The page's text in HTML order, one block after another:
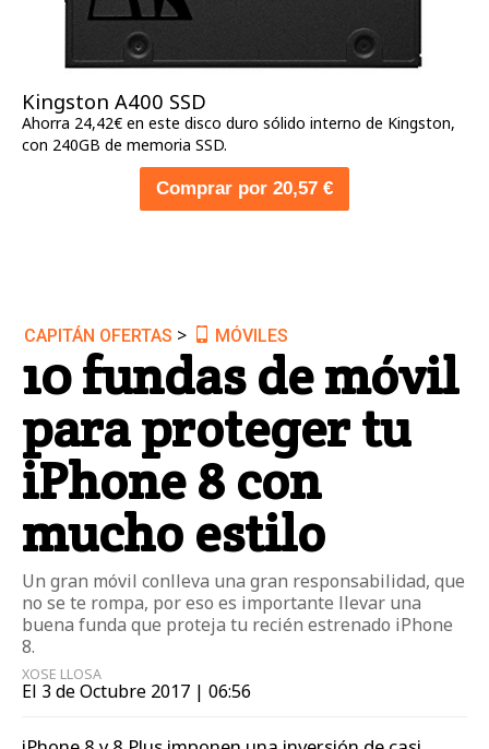
Kingston A400 SSD
Ahorra 24,42€ en este disco duro sólido interno de Kingston,
con 240GB de memoria SSD.
Comprar por 20,57 €
CAPITÁN OFERTAS > MÓVILES
10 fundas de móvil
para proteger tu
iPhone 8 con
mucho estilo
Un gran móvil conlleva una gran responsabilidad, que
no se te rompa, por eso es importante llevar una
buena funda que proteja tu recién estrenado iPhone
8.
XOSE LLOSA
El 3 de Octubre 2017 | 06:56